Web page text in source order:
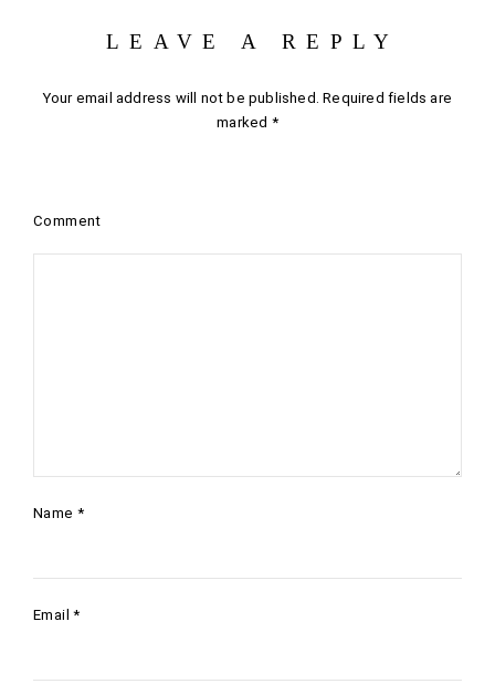
LEAVE A REPLY
Your email address will not be published. Required fields are
marked *
Comment
Name *
Email*